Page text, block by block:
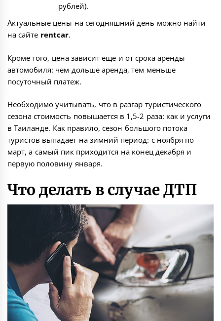
рублей).
Актуальные цены на сегодняшний день можно найти
на сайте rentcar.
Кроме того, цена зависит еще и от срока аренды
автомобиля: чем дольше аренда, тем меньше
посуточный платеж.
Необходимо учитывать, что в разгар туристического
сезона стоимость повышается в 1,5-2 раза: как и услуги
в Таиланде. Как правило, сезон большого потока
туристов выпадает на зимний период: с ноября по
март, а самый пик приходится на конец декабря и
первую половину января.
Что делать в случае ДТП